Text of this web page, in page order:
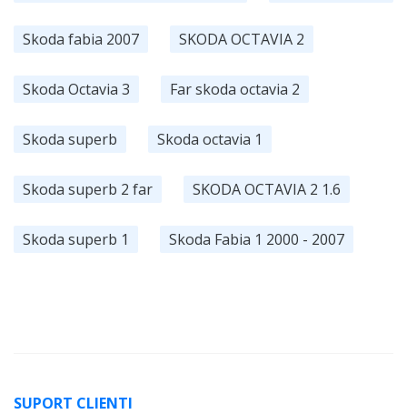
Skoda fabia 2007 SKODA OCTAVIA 2
Skoda Octavia 3 Far skoda octavia 2
Skoda superb Skoda octavia 1
Skoda superb 2 far SKODA OCTAVIA 2 1.6
Skoda superb 1 Skoda Fabia 1 2000 - 2007
SUPORT CLIENTI